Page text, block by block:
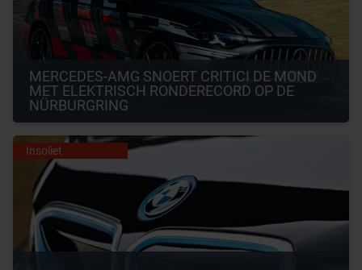
MERCEDES-AMG SNOERT CRITICI DE MOND
MET ELEKTRISCH RONDERECORD OP DE
NÜRBURGRING
Insoliet